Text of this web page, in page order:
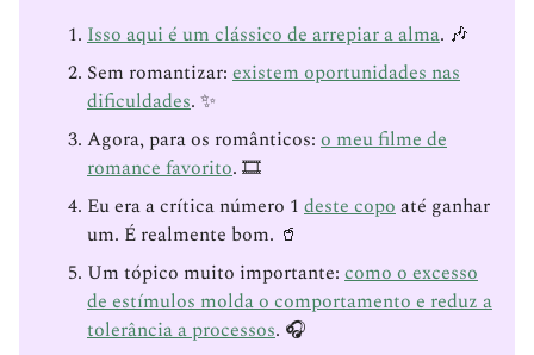
Isso aqui é um clássico de arrepiar a alma. 🎶
Sem romantizar: existem oportunidades nas
dificuldades. ✨
Agora, para os românticos: o meu filme de
romance favorito. 🎞
Eu era a crítica número 1 deste copoaté ganhar
um. É realmente bom. 🥤
Um tópico muito importante: como o excesso
de estímulos molda o comportamento e reduz a
tolerância a processos. 🎧